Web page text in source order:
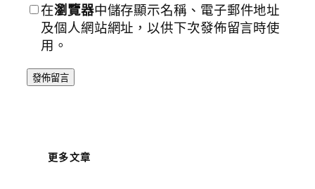
在瀏覽器中儲存顯示名稱、電子郵件地址
及個人網站網址，以供下次發佈留言時使
用。
更多文章